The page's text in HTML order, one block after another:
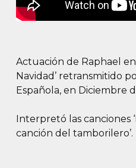
Actuación de Raphael
Navidad’ retransmitido
Española, en Diciembre
Interpretó las canciones
canción del tamborilero’.